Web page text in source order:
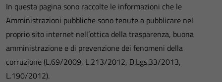
In questa pagina sono raccolte le informazioni che le
Amministrazioni pubbliche sono tenute a pubblicare nel
proprio sito internet nell’ottica della trasparenza, buona
amministrazione e di prevenzione dei fenomeni della
corruzione (L.69/2009, L.213/2012, D.Lgs.33/2013,
L.190/2012).